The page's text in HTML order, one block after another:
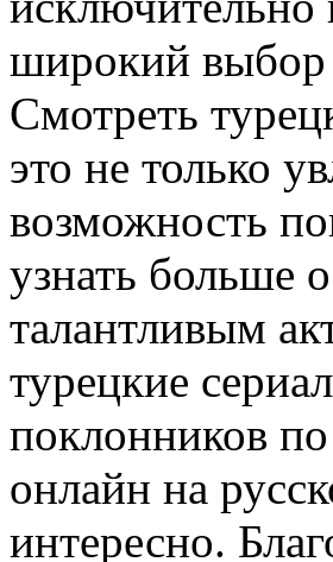
широкий выбор
Смотреть
это не только
возможность
узнать больше
талантливым
турецкие
поклонников
онлайн на
интересно.